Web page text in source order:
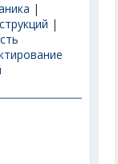
|
|